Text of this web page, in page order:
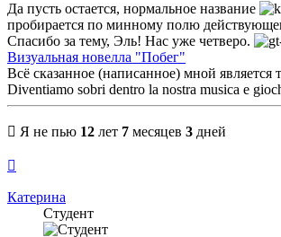
Да пусть остается, нормальное название
пробирается по минному полю
Спасибо за тему, Эль! Нас уже четверо.
Визуальная новелла "Побег"
Всё сказанное (написанное) мной является
Diventiamo sobri dentro la nostra musica e
Я не пью 12 лет 7 месяцев 3 дней
началу
Катерина
Студент